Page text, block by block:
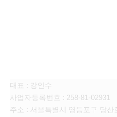
대표 : 강인수
사업자등록번호 : 258-81-02931
주소 : 서울특별시 영등포구 당산